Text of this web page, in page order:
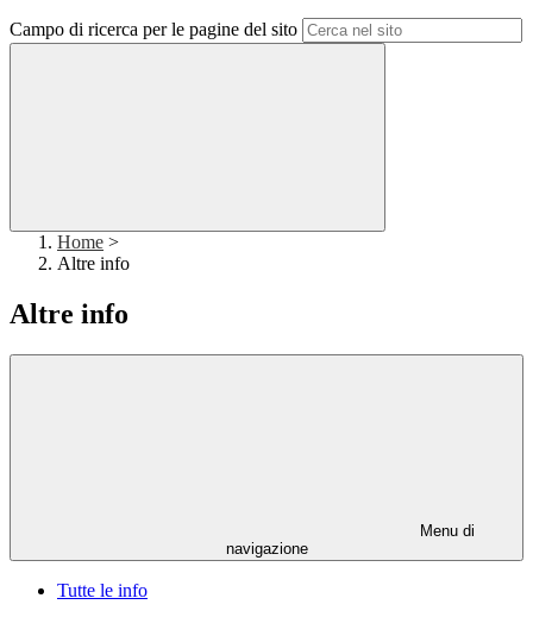
Campo di ricerca per le pagine del sito
Home >
Altre info
Altre info
Menu di
navigazione
Tutte le info